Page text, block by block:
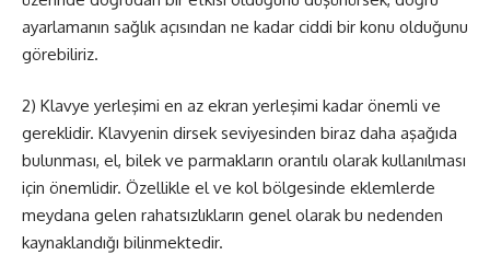
ayarlamanın sağlık açısından ne kadar ciddi bir konu olduğunu
görebiliriz.
2) Klavye yerleşimi en az ekran yerleşimi kadar önemli ve
gereklidir. Klavyenin dirsek seviyesinden biraz daha aşağıda
bulunması, el, bilek ve parmakların orantılı olarak kullanılması
için önemlidir. Özellikle el ve kol bölgesinde eklemlerde
meydana gelen rahatsızlıkların genel olarak bu nedenden
kaynaklandığı bilinmektedir.